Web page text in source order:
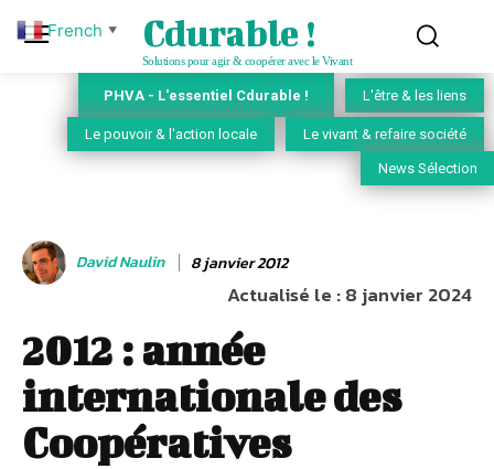
Cdurable !
Solutions pour agir & coopérer avec le Vivant
PHVA - L'essentiel Cdurable ! L'être & les liens
Le pouvoir & l'action locale Le vivant & refaire société
News Sélection
David Naulin 8 janvier 2012
Actualisé le :8 janvier 2024
2012 : année
internationale des
Coopératives
French ▼